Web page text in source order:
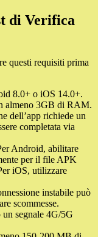
di Verifica
questi requisiti prima
8.0+ o iOS 14.0+.
almeno 3GB di RAM.
dell’app richiede un
completata via
Android, abilitare
per il file APK
iOS, utilizzare
instabile può
scommesse.
segnale 4G/5G